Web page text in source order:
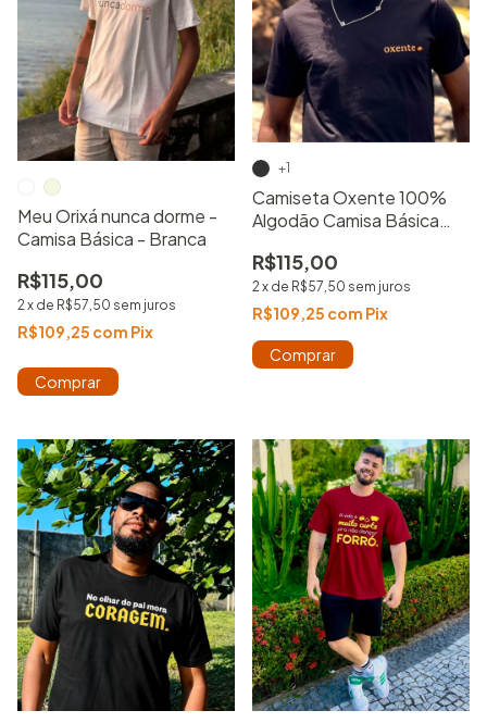
Meu Orixá nunca dorme -
Camisa Básica - Branca
R$115,00
2x de R$57,50 sem juros
R$109,25 com Pix
Comprar
Camiseta Oxente 100%
Algodão Camisa Básica
R$115,00
2x de R$57,50 sem juros
R$109,25 com Pix
+1
Comprar